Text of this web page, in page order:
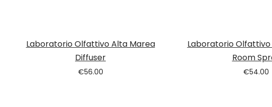
Laboratorio Olfattivo Alta Marea
Diffuser
€56.00
Laboratorio Olfattivo
Room
€54.00